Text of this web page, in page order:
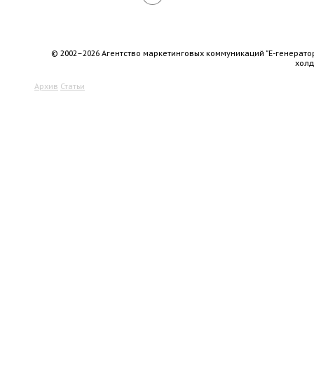
© 2002–2026 Агентство маркетинговых коммуникаций "Е-
Архив Статьи